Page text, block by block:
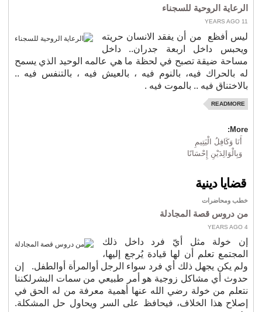
الرعاية الروحية للسجناء
11 YEARS AGO
ليس أفظع
من أن يفقد الانسان حريته
ويحبس داخل اربعة جدران.. داخل
مساحة ضيقة تصبح في لحظة ما هي عالمه الوحيد الذي يسمح
له بالحراك فيه، بالنوم فيه ، بالعيش فيه ، بالتنفس فيه ..
بالاختناق فيه .. بالموت فيه .
READMORE
More:
أَنَا وَكَافِلُ الْيَتِيمِ
وَبِالْوَالِدَيْنِ إِحْسَانًا
قضايا دينية
خطب ومحاضرات
من دروس قصة المجادلة
4 YEARS AGO
إن خولة مثل أيّ فرد داخل ذلك
المجتمع تعلم أن لها قيادة يُرجع إليها،
ولم يكن يجهل ذلك أي فرد سواء الرجل أوالمرأة أوالطفل. إن
حدوث أي مشاكل زوجية هو أمر طبيعي من سمات البشرلكننا
نتعلم من خولة رضي الله عنها أهمية معرفة من له الحق في
إصلاح هذا الخلاف، فيحافظ على السر ويحاول حل المشكلة.